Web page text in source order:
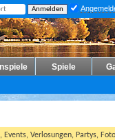
Spiele
Verlosungen, Partys,